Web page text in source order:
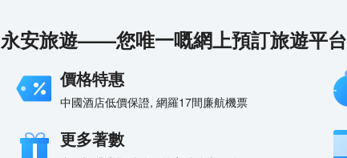
永安旅遊——您唯一嘅網上預訂旅遊平台
價格特惠
中國酒店低價保證, 網羅17間廉航機票
更多著數